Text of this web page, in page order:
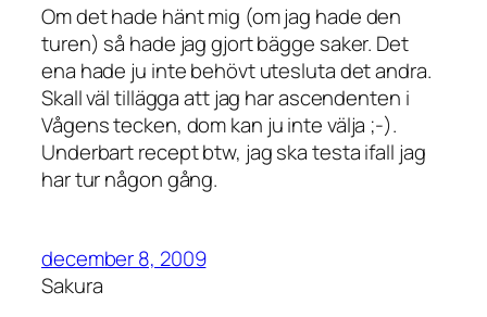
Om det hade hänt mig (om jag hade den
turen) så hade jag gjort bägge saker. Det
ena hade ju inte behövt utesluta det andra.
Skall väl tillägga att jag har ascendenten i
Vågens tecken, dom kan ju inte välja ;-).
Underbart recept btw, jag ska testa ifall jag
har tur någon gång.
december 8, 2009
Sakura